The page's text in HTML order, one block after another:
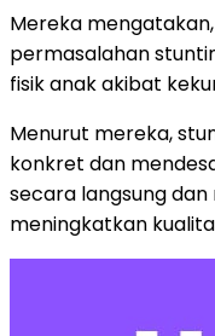
Mereka
permasalahan
fisik anak akibat
Menurut mereka,
konkret dan
secara langsung
meningkatkan